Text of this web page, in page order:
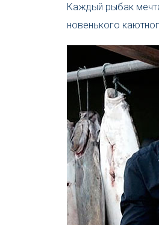
Каждый рыбак
новенького